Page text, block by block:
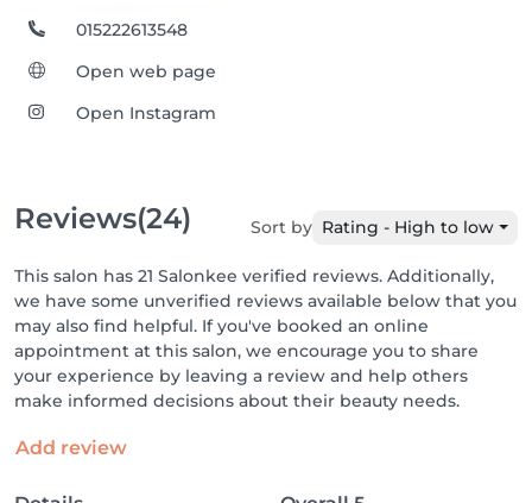
015222613548
Open web page
Open Instagram
Reviews(24) Sort by Rating - High to low
This salon has 21 Salonkee verified reviews. Additionally,
we have some unverified reviews available below that you
may also find helpful. If you've booked an online
appointment at this salon, we encourage you to share
your experience by leaving a review and help others
make informed decisions about their beauty needs.
Add review